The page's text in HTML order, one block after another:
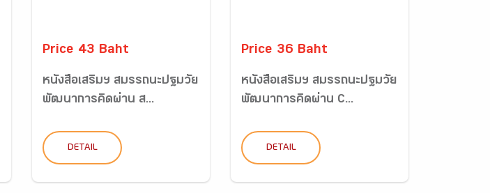
Price 43 Baht
หนังสือเสริมฯ สมรรถนะปฐมวัย
พัฒนาการคิดผ่าน ส...
DETAIL
Price 36 Baht
หนังสือเสริมฯ สมรรถนะปฐมวัย
พัฒนาการคิดผ่าน C...
DETAIL